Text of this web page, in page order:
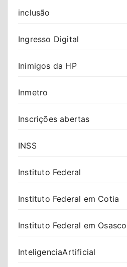
inclusão
Ingresso Digital
Inimigos da HP
Inmetro
Inscrições abertas
INSS
Instituto Federal
Instituto Federal em Cotia
Instituto Federal em Osasco
InteligenciaArtificial